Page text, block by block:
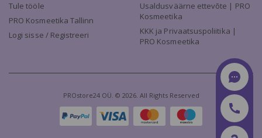
Tule tööle
PRO Kosmeetika Tallinn
Logi sisse / Registreeri
Usaldusväärne ettevõte | PRO
Kosmeetika
KKK ja Privaatsuspoliitika |
PRO Kosmeetika
PROstore24 OÜ. © 2026. All Rights Reserved